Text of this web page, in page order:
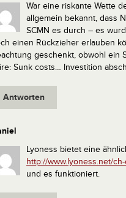
War eine riskante Wette
allgemein bekannt, dass
SCMN es durch – es
einen Rückzieher erlauben
geschenkt, obwohl ein
Sunk costs… Investition
Antworten
Lyoness bietet eine
http://www.lyoness.net/
und es funktioniert.